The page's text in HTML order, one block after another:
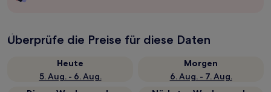
Überprüfe die Preise für diese Daten
Heute
5. Aug. - 6. Aug.
Morgen
6. Aug. - 7. Aug.